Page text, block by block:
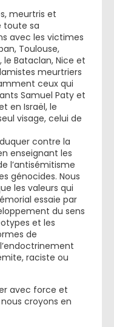
meurtris et
toute sa
avec les victimes
Toulouse,
le Bataclan, Nice et
meurtriers
ceux qui
Samuel Paty et
en Israël, le
visage, celui de
contre la
enseignant les
l’antisémitisme
génocides. Nous
les valeurs qui
essaie par
du sens
et les
de
raciste ou
avec force et
croyons en